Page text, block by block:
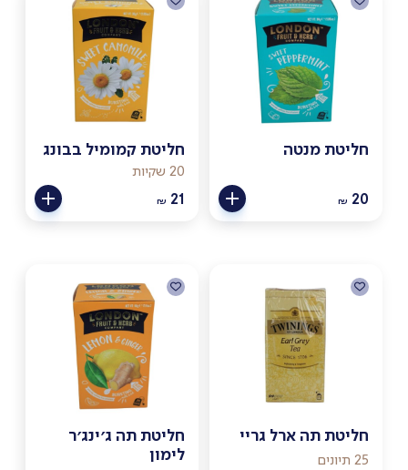
חליטת מנטה
₪ 20
חליטת קמומיל בבונג
20 שקיות
₪ 21
חליטת תה ארל גריי
25 תיונים
חליטת תה ג׳ינג׳ר
לימון